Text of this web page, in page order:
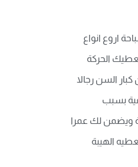
اروع انواع
الحركة
السن رجالا
70- 90 عاما وهم باتم صحة وعافية بسبب
ويضمن لك عمرا
الهيبة